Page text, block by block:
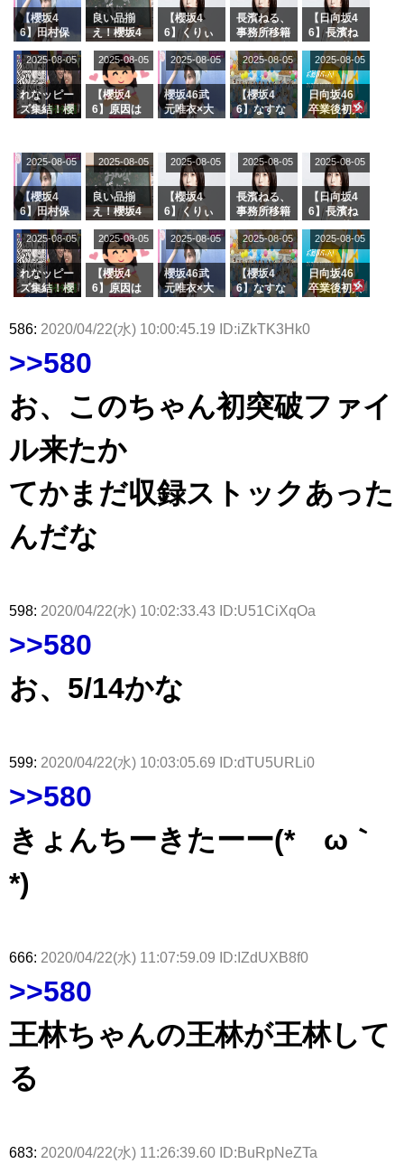
【櫻坂4
6】田村保
ージを脱い
でいた理由
良い品揃
え！櫻坂4
グル『Mak
e or Brea
k』オフィ
シャルグッ
ズ絶賛販売
【櫻坂4
6】くりぃ
の2人を手
玉に取る大
沼晶保【く
りぃむナン
タラ】
長濱ねる、
事務所移籍
属を発表
【日向坂4
6】長濱ね
ら移籍しフ
ラーム所属
に。これで
事務所に所
属している
がこちら
れなッピー
ズ集結！櫻
理子、8/6
「ラヴィッ
ト！」水曜
スタジオ出
演決定
2025-08-05
【櫻坂4
6】原因は
uddiesを
ざわつかせ
る...
2025-08-05
櫻坂46武
元唯衣×大
カップお姉
さんに恐怖
【くりぃむ
ナンタラ】
2025-08-05
【櫻坂4
6】なすな
2曲目っ
て...【ラヴ
ィット 東
京ドーム公
演】
2025-08-05
日向坂46
卒業後初共
師匠オード
リー若林さ
んと再会し
た結果･･･
【激レアさ
きた。】
2025-08-05
【櫻坂4
6】田村保
ージを脱い
でいた理由
2025-08-05
良い品揃
え！櫻坂4
グル『Mak
e or Brea
k』オフィ
シャルグッ
ズ絶賛販売
2025-08-05
【櫻坂4
6】くりぃ
の2人を手
玉に取る大
沼晶保【く
りぃむナン
タラ】
2025-08-05
長濱ねる、
事務所移籍
属を発表
2025-08-05
【日向坂4
6】長濱ね
ら移籍しフ
ラーム所属
に。これで
事務所に所
属している
さまの反応
2025-08-05
れなッピー
ズ集結！櫻
理子、8/6
ト！」水曜
スタジオ出
2025-08-05
【櫻坂4
6】原因は
uddiesを
2025-08-05
櫻坂46武
元唯衣×大
カップお姉
2025-08-05
【櫻坂4
6】なすな
2曲目っ
演】
2025-08-05
日向坂46
卒業後初共
師匠オード
んを連れて
きた。】
2025-08-05
586: 2020/04/22(水) 10:00:45.19 ID:iZkTK3Hk0
>>580
お、このちゃん初突破ファイ
ル来たか
てかまだ収録ストックあった
んだな
598: 2020/04/22(水) 10:02:33.43 ID:U51CiXqOa
>>580
お、5/14かな
599: 2020/04/22(水) 10:03:05.69 ID:dTU5URLi0
>>580
きょんちーきたーー(*´ω｀
*)
666: 2020/04/22(水) 11:07:59.09 ID:IZdUXB8f0
>>580
王林ちゃんの王林が王林して
る
683: 2020/04/22(水) 11:26:39.60 ID:BuRpNeZTa